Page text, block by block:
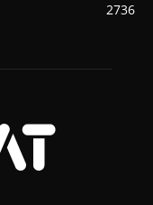
2736